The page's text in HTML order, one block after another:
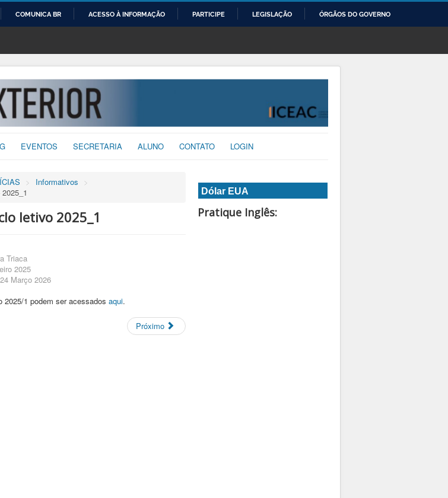
O
CONTEÚDO
COMUNICA BR ACESSO À INFORMAÇÃO PARTICIPE LEGISLAÇÃO ÓRGÃOS DO GOVERNO
EVENTOS SECRETARIA ALUNO CONTATO LOGIN
> Informativos
>
letivo 2025_1
Triaca
2025
Março 2026
1 podem ser acessados aqui.
Próximo
Dólar EUA
Pratique Inglês: